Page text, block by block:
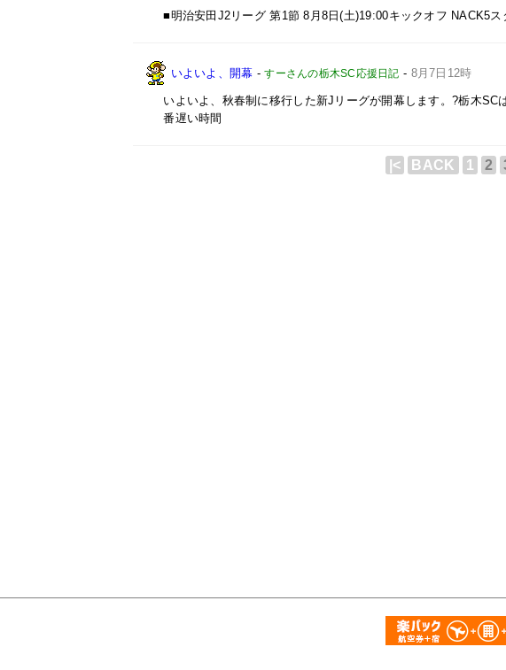
■明治安田J2リーグ 第1節 8月8日(土)19:00キックオフ
いよいよ、開幕 -すーさんの栃木SC応援日記 - 8月7日12時
いよいよ、秋春制に移行した新Jリーグが開幕します。?栃木
番遅い時間
|< BACK 1 2